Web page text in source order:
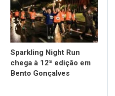
Sparkling Night Run
chega à 12ª edição em
Bento Gonçalves